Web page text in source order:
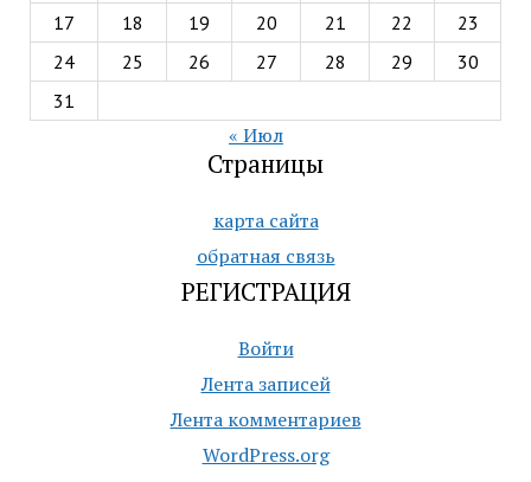
17
18 19 20 21 22
23
24
25 26 27 28 29
30
31
« Июл
Страницы
карта сайта
обратная связь
РЕГИСТРАЦИЯ
Войти
Лента записей
Лента комментариев
WordPress.org